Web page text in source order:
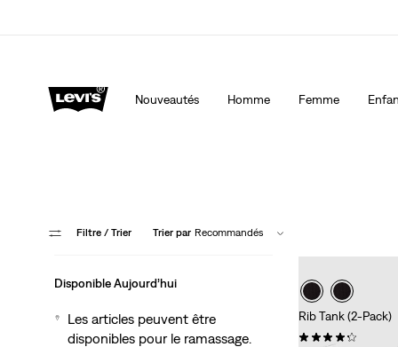
15 % DE RABAIS SUR VOTRE PREMIÈRE
Nouveautés Homme Femme
Filtre / Trier Trier par Recommandés
Disponible Aujourd’hui
Les articles peuvent être
disponibles pour le ramassage.
Rib Tank (2-Pack)